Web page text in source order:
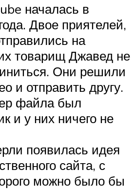
началась в
Двое приятелей,
на
товарищ Джавед не
Они решили
и отправить другу.
файла был
и у них ничего не
появилась идея
сайта, с
можно было бы